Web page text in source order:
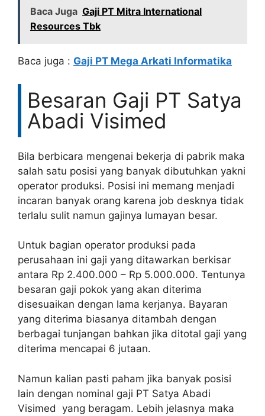
Baca Juga Gaji PT Mitra International
Resources Tbk
Baca juga : Gaji PT Mega Arkati Informatika
Besaran Gaji PT Satya
Abadi Visimed
Bila berbicara mengenai bekerja di pabrik maka
salah satu posisi yang banyak dibutuhkan yakni
operator produksi. Posisi ini memang menjadi
incaran banyak orang karena job desknya tidak
terlalu sulit namun gajinya lumayan besar.
Untuk bagian operator produksi pada
perusahaan ini gaji yang ditawarkan berkisar
antara Rp 2.400.000 – Rp 5.000.000. Tentunya
besaran gaji pokok yang akan diterima
disesuaikan dengan lama kerjanya. Bayaran
yang diterima biasanya ditambah dengan
berbagai tunjangan bahkan jika ditotal gaji yang
diterima mencapai 6 jutaan.
Namun kalian pasti paham jika banyak posisi
lain dengan nominal gaji PT Satya Abadi
Visimed yang beragam. Lebih jelasnya maka